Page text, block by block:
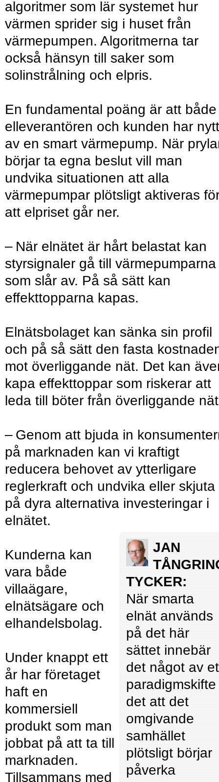
algoritmer som lär systemet hur
värmen sprider sig i huset från
värmepumpen. Algoritmerna tar
också hänsyn till saker som
solinstrålning och elpris.
En fundamental poäng är att både
elleverantören och kunden har
av en smart värmepump. När
börjar ta egna beslut vill man
undvika situationen att alla
värmepumpar plötsligt aktiveras
att elpriset går ner.
– När elnätet är hårt belastat kan
styrsignaler gå till värmepumparna
som slår av. På så sätt kan
effekttopparna kapas.
Elnätsbolaget kan sänka sin profil
och på så sätt den fasta
mot överliggande nät. Det kan
kapa effekttoppar som riskerar att
leda till böter från överliggande
– Genom att bjuda in
på marknaden kan vi kraftigt
reducera behovet av ytterligare
reglerkraft och undvika eller skjuta
på dyra alternativa investeringar i
elnätet.
JAN
TYCKER:
När smarta
elnät används
på det här
sättet innebär
det något av
paradigmskifte
det att det
omgivande
samhället
plötsligt börjar
påverka
Kunderna kan
vara både
villaägare,
elnätsägare och
elhandelsbolag.
Under knappt ett
år har företaget
haft en
kommersiell
produkt som man
jobbat på att ta till
marknaden.
Tillsammans med